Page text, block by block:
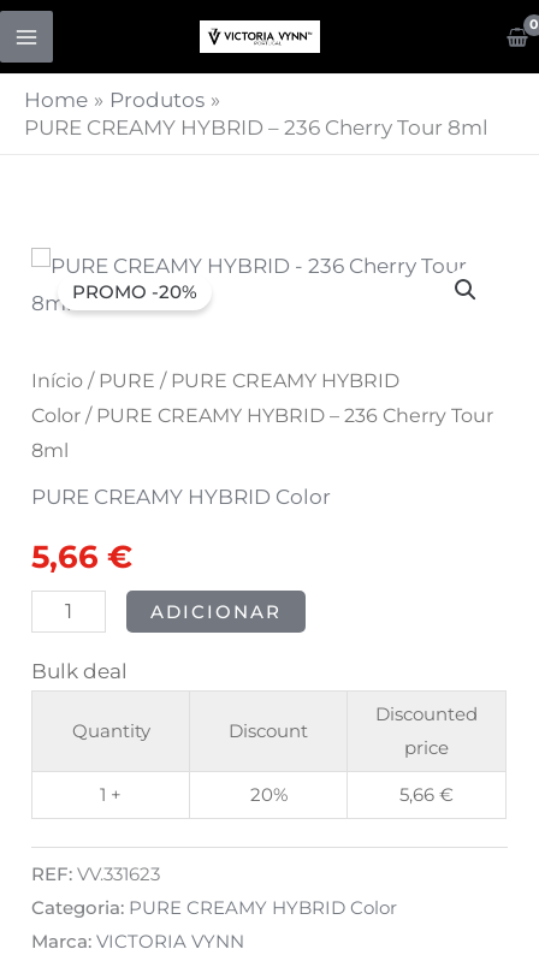
Skip
content
Home
Produtos
PURE CREAMY HYBRID – 236 Cherry Tour 8ml
Início / PURE / PURE CREAMY HYBRID
Color / PURE CREAMY HYBRID – 236 Cherry Tour
8ml
PURE CREAMY HYBRID Color
O
original
era:
7,07 €.
5,66€
O
atual
5,66 €.
Quantidade
de
CREAMY
HYBRID
-
236
Tour
8ml
ADICIONAR
Bulk deal
Quantity Discount
Discounted
price
1 + 20% 5,66€
REF:VV.331623
Categoria: PURE CREAMY HYBRID Color
Marca:VICTORIA VYNN
PROMO -20%